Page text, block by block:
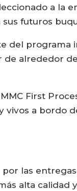
a la
futuros
del
alrededor de
First
a bordo
las
alta